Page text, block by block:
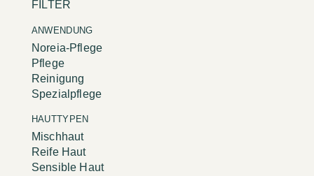
FILTER
ANWENDUNG
Noreia-Pflege
Pflege
Reinigung
Spezialpflege
HAUTTYPEN
Mischhaut
Reife Haut
Sensible Haut